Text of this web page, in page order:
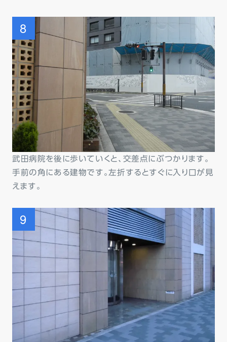
武田病院を後に歩いていくと、交差点にぶつかります。
手前の角にある建物です。左折するとすぐに入り口が見
えます。